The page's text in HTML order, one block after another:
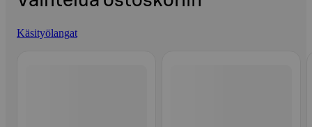
Käsityölangat